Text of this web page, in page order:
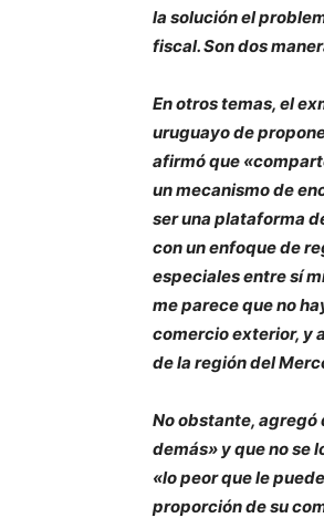
la solución el
fiscal. Son dos
En otros temas, el
uruguayo de
afirmó que
un mecanismo de
ser una plataforma
con un enfoque de
especiales entre sí
me parece que no
comercio exterior, y
de la región del
No obstante, agregó
demás» y que no se
«lo peor que le
proporción de su